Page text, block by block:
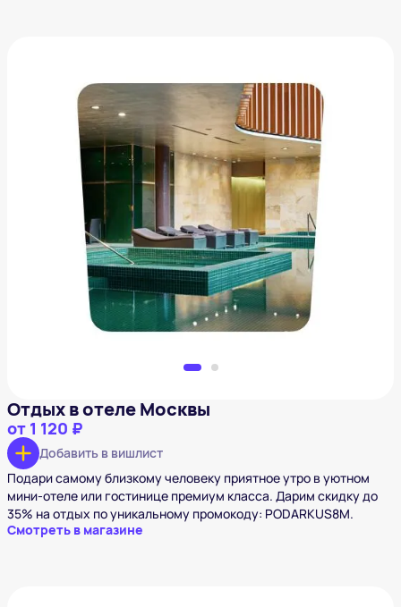
Отдых в отеле Москвы
от1 120 ₽
Добавить в вишлист
Отдых в отеле Москвы
от 1 120 ₽
Добавить в вишлист
Подари самому близкому человеку приятное утро в уютном
мини-отеле или гостинице премиум класса. Дарим скидку до
35% на отдых по уникальному промокоду: PODARKUS8M.
Смотреть в магазине